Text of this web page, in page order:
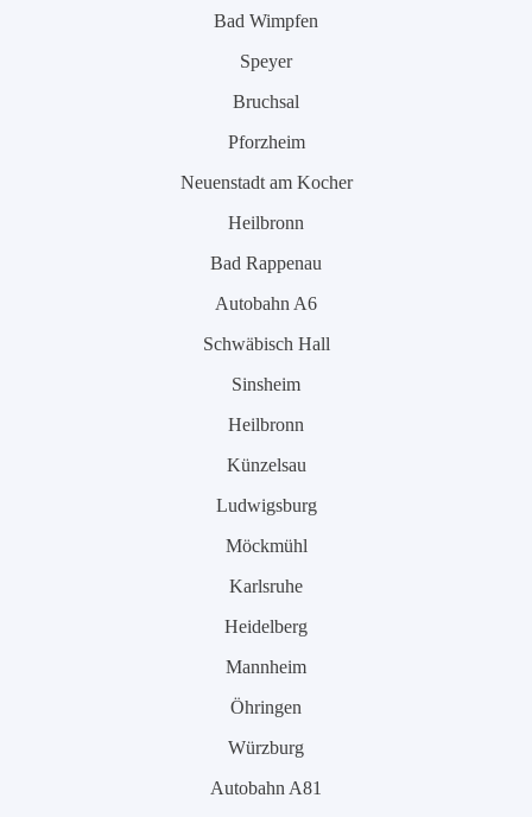
Bad Wimpfen
Speyer
Bruchsal
Pforzheim
Neuenstadt am Kocher
Heilbronn
Bad Rappenau
Autobahn A6
Schwäbisch Hall
Sinsheim
Heilbronn
Künzelsau
Ludwigsburg
Möckmühl
Karlsruhe
Heidelberg
Mannheim
Öhringen
Würzburg
Autobahn A81